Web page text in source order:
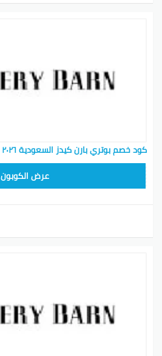
كود خصم بوتري بارن كيدز السعودية ٢٠٢٦ خصم ٢٠٪ لكل العملاء
عرض الكوبون